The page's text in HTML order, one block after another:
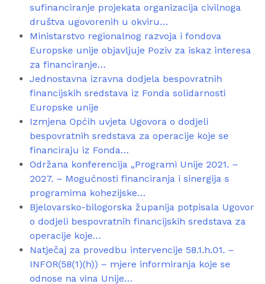
sufinanciranje projekata organizacija civilnoga
društva ugovorenih u okviru…
Ministarstvo regionalnog razvoja i fondova
Europske unije objavljuje Poziv za iskaz interesa
za financiranje…
Jednostavna izravna dodjela bespovratnih
financijskih sredstava iz Fonda solidarnosti
Europske unije
Izmjena Općih uvjeta Ugovora o dodjeli
bespovratnih sredstava za operacije koje se
financiraju iz Fonda…
Održana konferencija „Programi Unije 2021. –
2027. – Mogućnosti financiranja i sinergija s
programima kohezijske…
Bjelovarsko-bilogorska županija potpisala Ugovor
o dodjeli bespovratnih financijskih sredstava za
operacije koje…
Natječaj za provedbu intervencije 58.1.h.01. –
INFOR(58(1)(h)) – mjere informiranja koje se
odnose na vina Unije…